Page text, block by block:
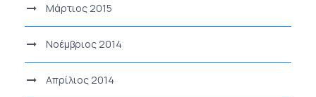
Μάρτιος 2015
Νοέμβριος 2014
Απρίλιος 2014